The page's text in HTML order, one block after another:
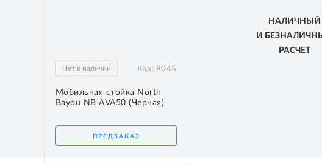
Нет в наличии Код: 8045
Мобильная стойка North
Bayou NB AVA50 (Черная)
ПРЕДЗАКАЗ
НАЛИЧНЫЙ
И
РАСЧЕТ